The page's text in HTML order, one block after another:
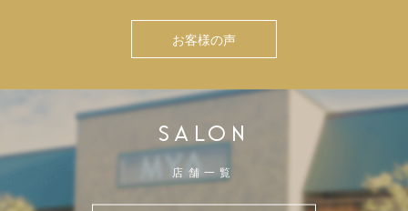
お客様の声
SALON
店舗一覧